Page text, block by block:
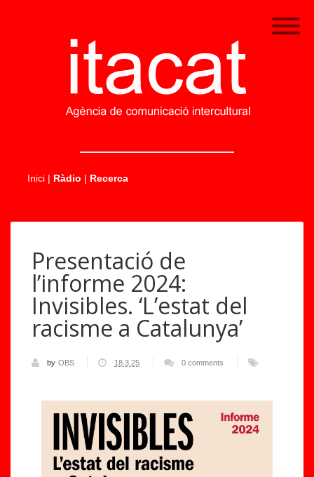
Inici | Ràdio | Recerca
Presentació de
l’informe 2024:
Invisibles. ‘L’estat del
racisme a Catalunya’
by OBS 18.3.25 0 comments